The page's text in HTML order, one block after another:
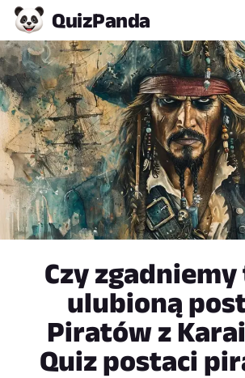
QuizPanda
Czy
ulubioną
Piratów z
Quiz postaci